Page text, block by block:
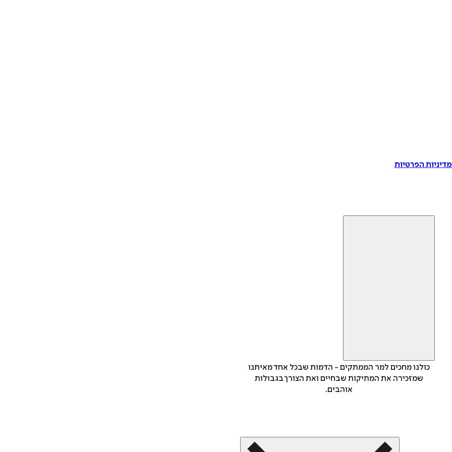
הפרטיות
כולנו מחכים למר הממתקים - הדמות שבכל אחד מאיתנו
שמזכירה את המתיקות שבחיים ואת הצורך בגבולות
אוהבים.